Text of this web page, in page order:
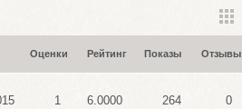
Оценки Рейтинг Показы Отзывы
1 6.0000 264 0